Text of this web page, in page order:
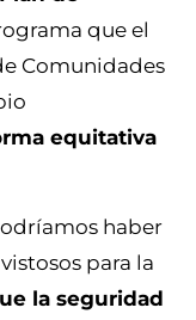
que el
Comunidades
equitativa
haber
para la
la seguridad